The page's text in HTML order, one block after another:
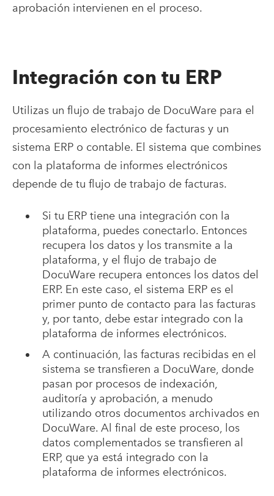
aprobación intervienen en el proceso.
Integración con tu ERP
Utilizas un flujo de trabajo de DocuWare para el
procesamiento electrónico de facturas y un
sistema ERP o contable. El sistema que combines
con la plataforma de informes electrónicos
depende de tu flujo de trabajo de facturas.
Si tu ERP tiene una integración con la
plataforma, puedes conectarlo. Entonces
recupera los datos y los transmite a la
plataforma, y el flujo de trabajo de
DocuWare recupera entonces los datos del
ERP. En este caso, el sistema ERP es el
primer punto de contacto para las facturas
y, por tanto, debe estar integrado con la
plataforma de informes electrónicos.
A continuación, las facturas recibidas en el
sistema se transfieren a DocuWare, donde
pasan por procesos de indexación,
auditoría y aprobación, a menudo
utilizando otros documentos archivados en
DocuWare. Al final de este proceso, los
datos complementados se transfieren al
ERP, que ya está integrado con la
plataforma de informes electrónicos.